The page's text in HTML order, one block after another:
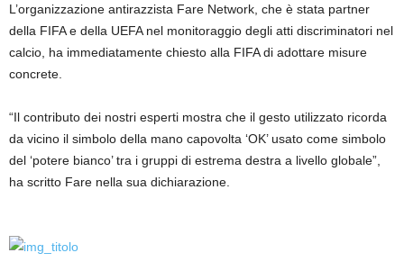
L’organizzazione antirazzista Fare Network, che è stata partner
della FIFA e della UEFA nel monitoraggio degli atti discriminatori nel
calcio, ha immediatamente chiesto alla FIFA di adottare misure
concrete.
“Il contributo dei nostri esperti mostra che il gesto utilizzato ricorda
da vicino il simbolo della mano capovolta ‘OK’ usato come simbolo
del ‘potere bianco’ tra i gruppi di estrema destra a livello globale”,
ha scritto Fare nella sua dichiarazione.